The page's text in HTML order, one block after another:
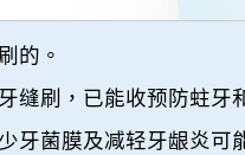
的。
缝刷，已能收预防蛀牙
牙菌膜及减轻牙龈炎可